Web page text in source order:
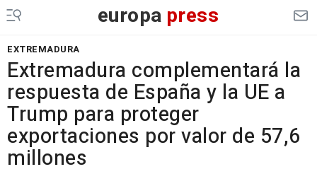
europa press
EXTREMADURA
Extremadura complementará la
respuesta de España y la UE a
Trump para proteger
exportaciones por valor de 57,6
millones